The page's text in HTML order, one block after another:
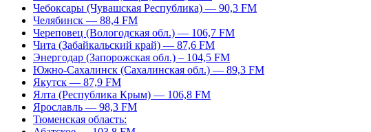
Чебоксары (Чувашская Республика) — 90,3 FM
Челябинск — 88,4 FM
Череповец (Вологодская обл.) — 106,7 FM
Чита (Забайкальский край) — 87,6 FM
Энергодар (Запорожская обл.) – 104,5 FM
Южно-Сахалинск (Сахалинская обл.) — 89,3 FM
Якутск — 87,9 FM
Ялта (Республика Крым) — 106,8 FM
Ярославль — 98,3 FM
Тюменская область: